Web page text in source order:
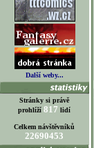
Další weby...
Stránky si právě
prohlíží 817 lidí
Celkem návštěvníků
22690453